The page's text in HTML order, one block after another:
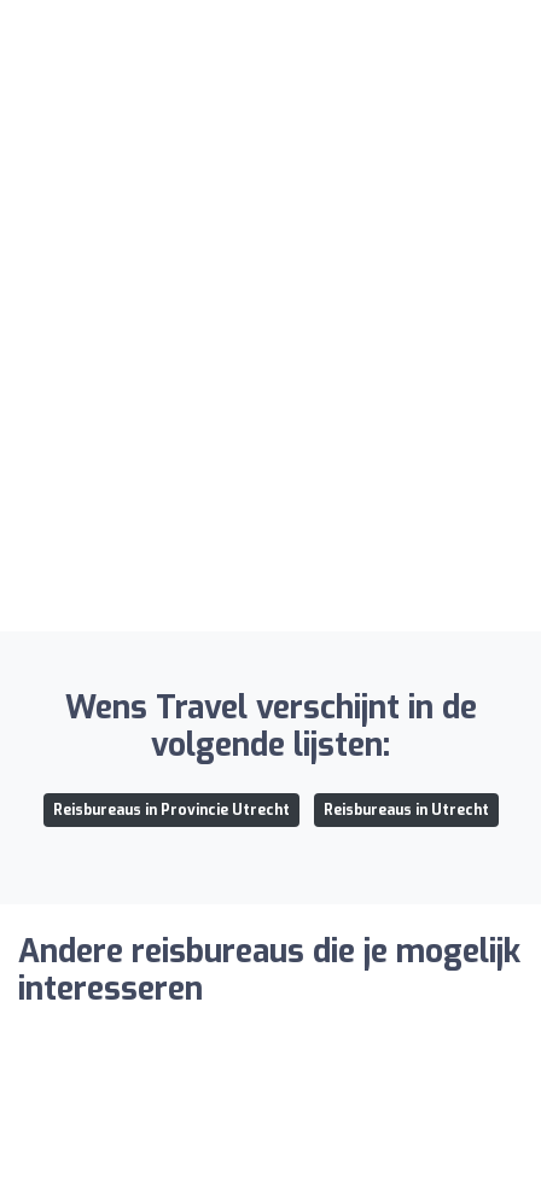
Wens Travel verschijnt in de
volgende lijsten:
Reisbureaus in Provincie Utrecht Reisbureaus in Utrecht
Andere reisbureaus die je mogelijk
interesseren